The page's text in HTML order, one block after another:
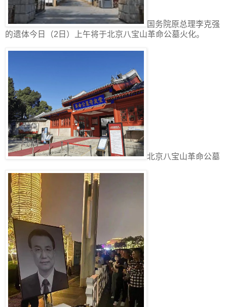
国务院原总理李克强
的遗体今日（2日）上午将于北京八宝山革命公墓火化。
北京八宝山革命公墓